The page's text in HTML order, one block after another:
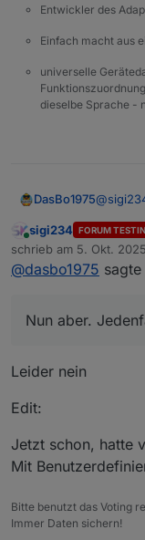
Entwickler des
Einfach macht aus
universelle
dieselbe Sprache -
DasBo1975@
@
Nein
Nun
Online
sigi234 FORUM
schrieb am 5. Okt.
zuletzt editiert von
@dasbo1975 sagte
Nun aber.
Leider nein
Edit:
Jetzt schon, hatte
Mit
Bitte benutzt das Voting
Immer Daten sichern!